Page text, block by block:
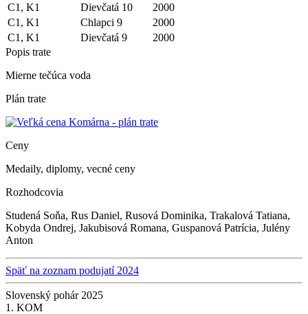
C1, K1
Dievčatá 10
2000
C1, K1
Chlapci 9
2000
C1, K1
Dievčatá 9
2000
Popis trate
Mierne tečúca voda
Plán trate
Ceny
Medaily, diplomy, vecné ceny
Rozhodcovia
Studená Soňa, Rus Daniel, Rusová Dominika, Trakalová Tatiana,
Kobyda Ondrej, Jakubisová Romana, Guspanová Patrícia, Julény
Anton
Späť na zoznam podujatí 2024
Slovenský pohár 2025
1. KOM